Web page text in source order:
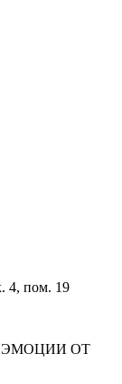
4, пом. 19
ЭМОЦИИ ОТ